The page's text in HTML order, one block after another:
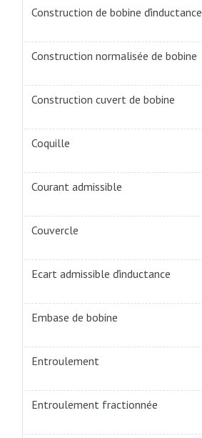
Construction de bobine ďinductance
Construction normalisée de bobine
Construction cuvert de bobine
Coquille
Courant admissible
Couvercle
Ecart admissible ďinductance
Embase de bobine
Entroulement
Entroulement fractionnée